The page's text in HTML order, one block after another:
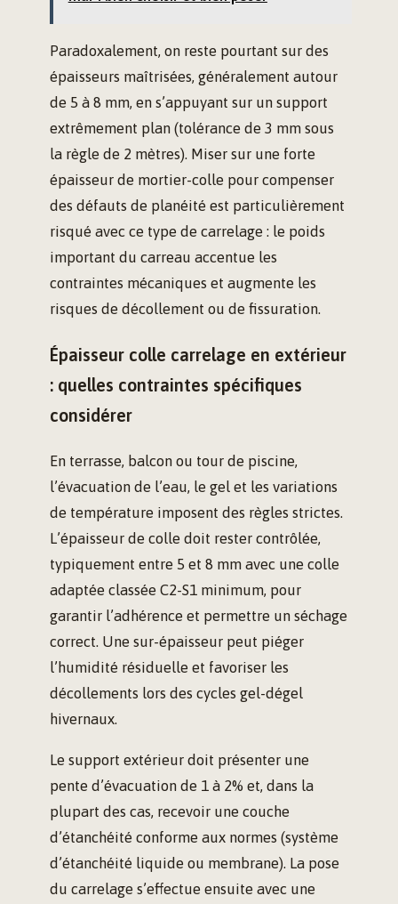
Paradoxalement, on reste pourtant sur des
épaisseurs maîtrisées, généralement autour
de 5 à 8 mm, en s’appuyant sur un support
extrêmement plan (tolérance de 3 mm sous
la règle de 2 mètres). Miser sur une forte
épaisseur de mortier-colle pour compenser
des défauts de planéité est particulièrement
risqué avec ce type de carrelage : le poids
important du carreau accentue les
contraintes mécaniques et augmente les
risques de décollement ou de fissuration.
Épaisseur colle carrelage en extérieur
: quelles contraintes spécifiques
considérer
En terrasse, balcon ou tour de piscine,
l’évacuation de l’eau, le gel et les variations
de température imposent des règles strictes.
L’épaisseur de colle doit rester contrôlée,
typiquement entre 5 et 8 mm avec une colle
adaptée classée C2-S1 minimum, pour
garantir l’adhérence et permettre un séchage
correct. Une sur-épaisseur peut piéger
l’humidité résiduelle et favoriser les
décollements lors des cycles gel-dégel
hivernaux.
Le support extérieur doit présenter une
pente d’évacuation de 1 à 2% et, dans la
plupart des cas, recevoir une couche
d’étanchéité conforme aux normes (système
d’étanchéité liquide ou membrane). La pose
du carrelage s’effectue ensuite avec une